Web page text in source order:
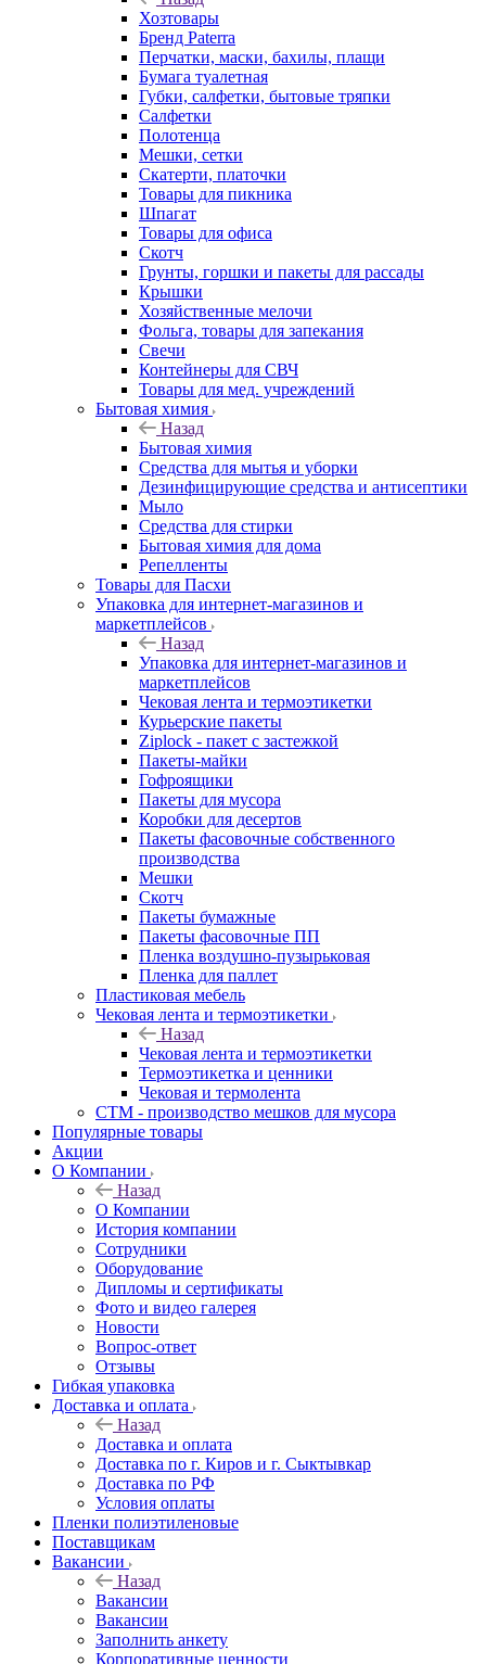
Хозтовары
Бренд Paterra
Перчатки, маски, бахилы, плащи
Бумага туалетная
Губки, салфетки, бытовые тряпки
Салфетки
Полотенца
Мешки, сетки
Скатерти, платочки
Товары для пикника
Шпагат
Товары для офиса
Скотч
Грунты, горшки и пакеты для рассады
Крышки
Хозяйственные мелочи
Фольга, товары для запекания
Свечи
Контейнеры для СВЧ
Товары для мед. учреждений
Бытовая химия
Назад
Бытовая химия
Средства для мытья и уборки
Дезинфицирующие средства и антисептики
Мыло
Средства для стирки
Бытовая химия для дома
Репелленты
Товары для Пасхи
Упаковка для интернет-магазинов и
маркетплейсов
Назад
Упаковка для интернет-магазинов и
маркетплейсов
Чековая лента и термоэтикетки
Курьерские пакеты
Ziplock - пакет с застежкой
Пакеты-майки
Гофроящики
Пакеты для мусора
Коробки для десертов
Пакеты фасовочные собственного
производства
Мешки
Скотч
Пакеты бумажные
Пакеты фасовочные ПП
Пленка воздушно-пузырьковая
Пленка для паллет
Пластиковая мебель
Чековая лента и термоэтикетки
Назад
Чековая лента и термоэтикетки
Термоэтикетка и ценники
Чековая и термолента
СТМ - производство мешков для мусора
Популярные товары
Акции
О Компании
Назад
О Компании
История компании
Сотрудники
Оборудование
Дипломы и сертификаты
Фото и видео галерея
Новости
Вопрос-ответ
Отзывы
Гибкая упаковка
Доставка и оплата
Назад
Доставка и оплата
Доставка по г. Киров и г. Сыктывкар
Доставка по РФ
Условия оплаты
Пленки полиэтиленовые
Поставщикам
Вакансии
Назад
Вакансии
Вакансии
Заполнить анкету
Корпоративные ценности